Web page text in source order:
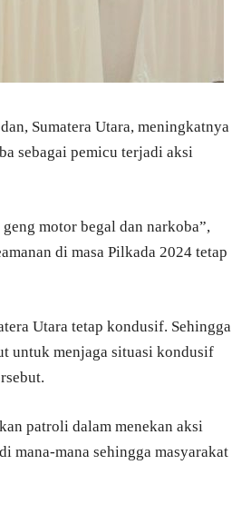
Sumatera Utara, meningkatnya
sebagai pemicu terjadi aksi
motor begal dan narkoba”,
di masa Pilkada 2024 tetap
Utara tetap kondusif. Sehingga
untuk menjaga situasi kondusif
patroli dalam menekan aksi
mana-mana sehingga masyarakat